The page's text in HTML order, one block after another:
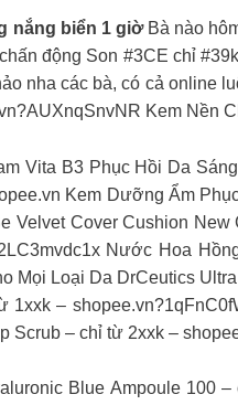
nắng biển 1 giờBà nào
động Son #3CE chỉ
nha các bà, có cả online
Kem Nền
Vita B3 Phục Hồi Da
Kem Dưỡng Ẩm
Velvet Cover Cushion
Nước Hoa
Mọi Loại Da DrCeutics
1xxk –
Scrub – chỉ từ 2xxk –
Blue Ampoule 100